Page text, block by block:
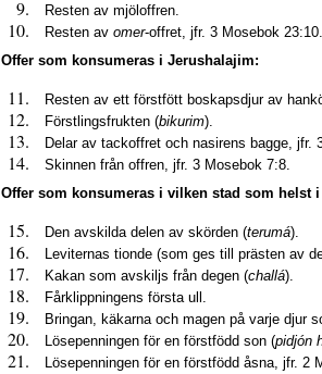
Resten av mjöloffren.
Resten av omer-offret, jfr. 3 Mosebok 23:10.
Offer som konsumeras i Jerushalajim:
Resten av ett förstfött boskapsdjur av
Förstlingsfrukten (bikurim).
Delar av tackoffret och nasirens bagge, jfr.
Skinnen från offren, jfr. 3 Mosebok 7:8.
Offer som konsumeras i vilken stad som helst
Den avskilda delen av skörden (terumá).
Leviternas tionde (som ges till prästen av
Kakan som avskiljs från degen (challá).
Fårklippningens första ull.
Bringan, käkarna och magen på varje djur
Lösepenningen för en förstfödd son (pidjón
Lösepenningen för en förstfödd åsna, jfr. 2